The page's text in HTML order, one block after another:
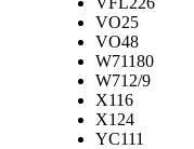
VO25
VO48
W71180
W712/9
X116
X124
YC111